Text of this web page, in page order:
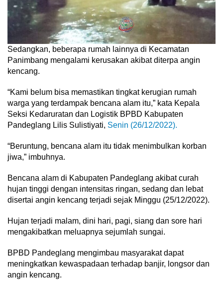
Sedangkan, beberapa rumah lainnya di Kecamatan
Panimbang mengalami kerusakan akibat diterpa angin
kencang.
“Kami belum bisa memastikan tingkat kerugian rumah
warga yang terdampak bencana alam itu,” kata Kepala
Seksi Kedaruratan dan Logistik BPBD Kabupaten
Pandeglang Lilis Sulistiyati, Senin (26/12/2022).
“Beruntung, bencana alam itu tidak menimbulkan korban
jiwa,” imbuhnya.
Bencana alam di Kabupaten Pandeglang akibat curah
hujan tinggi dengan intensitas ringan, sedang dan lebat
disertai angin kencang terjadi sejak Minggu (25/12/2022).
Hujan terjadi malam, dini hari, pagi, siang dan sore hari
mengakibatkan meluapnya sejumlah sungai.
BPBD Pandeglang mengimbau masyarakat dapat
meningkatkan kewaspadaan terhadap banjir, longsor dan
angin kencang.